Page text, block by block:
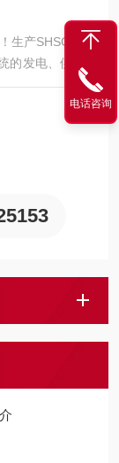
生产SHSG1103
的发电、供电、
，提供的高压试
电话咨询